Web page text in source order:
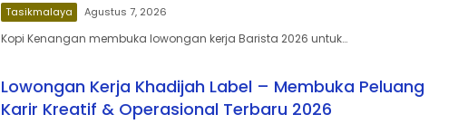
Tasikmalaya Agustus 7, 2026
Kopi Kenangan membuka lowongan kerja Barista 2026 untuk…
Lowongan Kerja Khadijah Label – Membuka Peluang
Karir Kreatif & Operasional Terbaru 2026